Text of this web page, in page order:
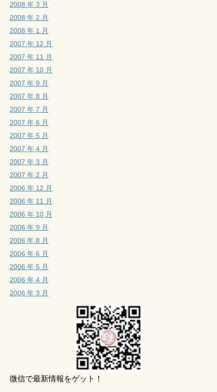
2008 年 3 月
2008 年 2 月
2008 年 1 月
2007 年 12 月
2007 年 11 月
2007 年 10 月
2007 年 9 月
2007 年 8 月
2007 年 7 月
2007 年 6 月
2007 年 5 月
2007 年 4 月
2007 年 3 月
2007 年 2 月
2006 年 12 月
2006 年 11 月
2006 年 10 月
2006 年 9 月
2006 年 8 月
2006 年 6 月
2006 年 5 月
2006 年 4 月
2006 年 3 月
微信で最新情報をゲット！